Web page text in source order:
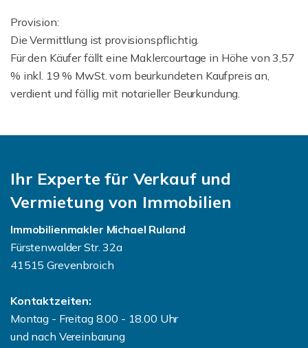
Provision:
Die Vermittlung ist provisionspflichtig.
Für den Käufer fällt eine Maklercourtage in Höhe von 3,57
% inkl. 19 % MwSt. vom beurkundeten Kaufpreis an,
verdient und fällig mit notarieller Beurkundung.
Ihr Experte für Verkauf und
Vermietung von Immobilien
Immobilienmakler Michael Ruland
Fürstenwalder Str. 32a
41515 Grevenbroich
Kontaktzeiten:
Montag - Freitag 8.00 - 18.00 Uhr
und nach Vereinbarung